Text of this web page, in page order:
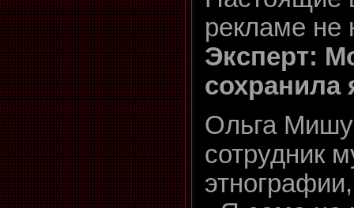
рекламе не
Эксперт:
сохранила
Ольга
сотрудник